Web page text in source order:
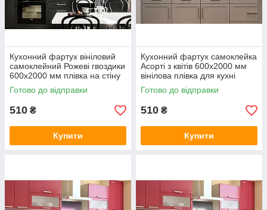
Кухонний фартух вініловий
самоклейний Рожеві гвоздики
600х2000 мм плівка на стіну
Happy Pocket Z181722
Готово до відправки
510 ₴
Купити
Кухонний фартух самоклейка
Асорті з квітів 600х2000 мм
вінілова плівка для кухні
Happy Pocket Z183778
Готово до відправки
510 ₴
Купити